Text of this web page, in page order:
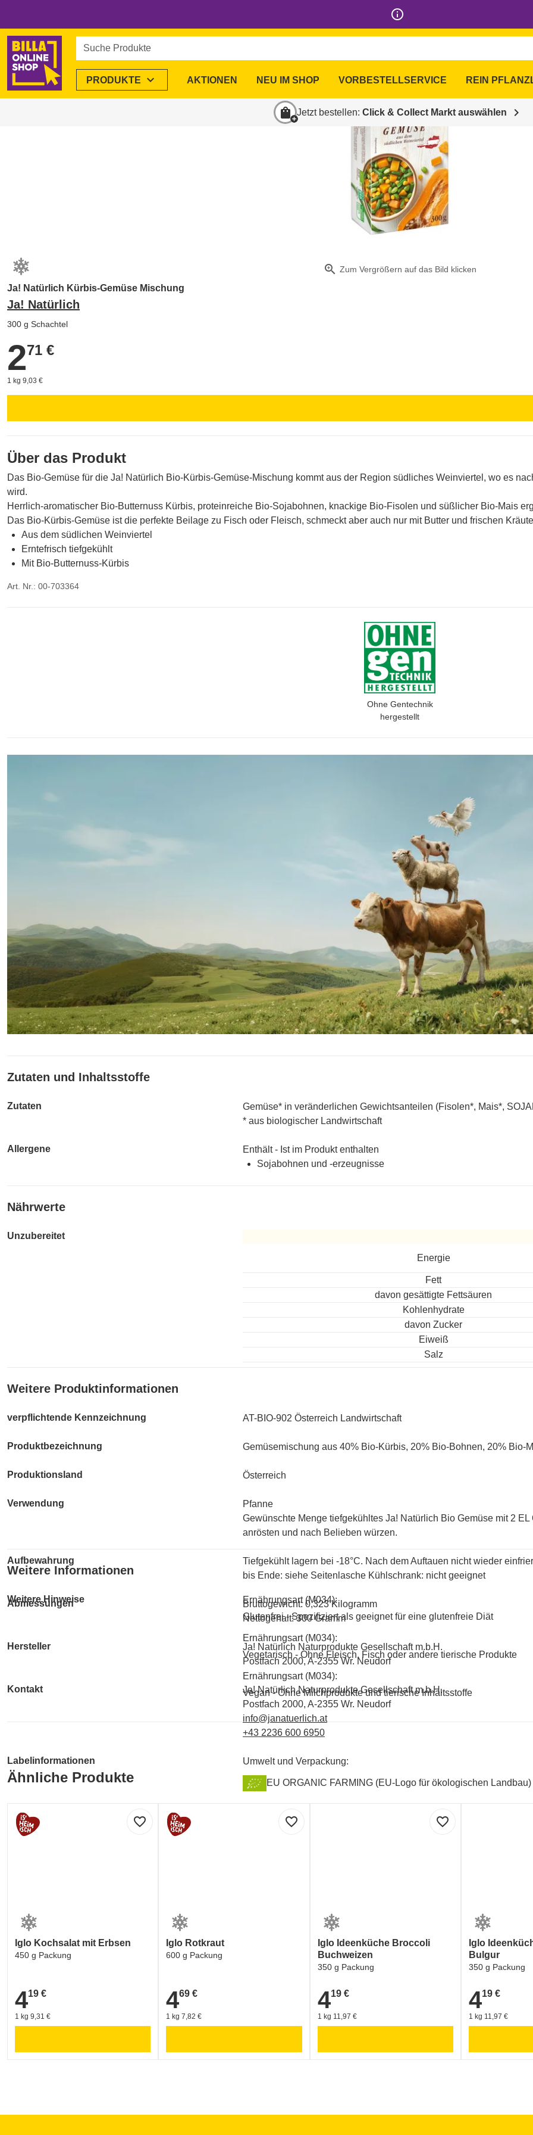
info_outline
Suche Produkte
PRODUKTE expand_more AKTIONEN NEU IM SHOP VORBESTELLSERVICE REIN
shopping_bag Jetzt bestellen: Click & Collect Markt auswählen chevron_right
zoom_in Zum Vergrößern auf das Bild klicken
Ja! Natürlich Kürbis-Gemüse Mischung
Ja! Natürlich
300 g Schachtel
2,71 €
271 €
1 kg 9,03 €
Über das Produkt
Das Bio-Gemüse für die Ja! Natürlich Bio-Kürbis-Gemüse-Mischung kommt aus der Region südliches Weinviertel, wo es
wird.
Herrlich-aromatischer Bio-Butternuss Kürbis, proteinreiche Bio-Sojabohnen, knackige Bio-Fisolen und süßlicher Bio-Mais
Das Bio-Kürbis-Gemüse ist die perfekte Beilage zu Fisch oder Fleisch, schmeckt aber auch nur mit Butter und frischen
Aus dem südlichen Weinviertel
Erntefrisch tiefgekühlt
Mit Bio-Butternuss-Kürbis
Art. Nr.: 00-703364
Ohne Gentechnik
hergestellt
Zutaten und Inhaltsstoffe
Zutaten
Gemüse* in veränderlichen Gewichtsanteilen (Fisolen*, Mais*,
* aus biologischer Landwirtschaft
Allergene
Enthält - Ist im Produkt enthalten
Sojabohnen und -erzeugnisse
Nährwerte
Unzubereitet
Energie
Fett
davon gesättigte Fettsäuren
Kohlenhydrate
davon Zucker
Eiweiß
Salz
Weitere Produktinformationen
verpflichtende Kennzeichnung AT-BIO-902 Österreich Landwirtschaft
Produktbezeichnung Gemüsemischung aus 40% Bio-Kürbis, 20% Bio-Bohnen, 20% Bio-
Produktionsland Österreich
Verwendung
Pfanne
Gewünschte Menge tiefgekühltes Ja! Natürlich Bio Gemüse mit 2
anrösten und nach Belieben würzen.
Aufbewahrung
Tiefgekühlt lagern bei -18°C. Nach dem Auftauen nicht wieder
bis Ende: siehe Seitenlasche Kühlschrank: nicht geeignet
Abmessungen
Bruttogewicht: 0,323 Kilogramm
Nettogehalt: 300 Gramm
Hersteller
Ja! Natürlich Naturprodukte Gesellschaft m.b.H.
Postfach 2000, A-2355 Wr. Neudorf
Kontakt
Ja! Natürlich Naturprodukte Gesellschaft m.b.H.
Postfach 2000, A-2355 Wr. Neudorf
info@janatuerlich.at
+43 2236 600 6950
Labelinformationen Umwelt und Verpackung:
EU ORGANIC FARMING (EU-Logo für ökologischen Landbau)
Weitere Informationen
Weitere Hinweise
Ernährungsart (M034):
Glutenfrei - Spezifiziert als geeignet für eine glutenfreie Diät
Ernährungsart (M034):
Vegetarisch - Ohne Fleisch, Fisch oder andere tierische Produkte
Ernährungsart (M034):
Vegan - Ohne Milchprodukte und tierische Inhaltsstoffe
Ähnliche Produkte
favorite_border
Iglo Kochsalat mit Erbsen
450 g Packung
4,19 €
419 €
1 kg 9,31 €
favorite_border
Iglo Rotkraut
600 g Packung
4,69 €
469 €
1 kg 7,82 €
favorite_border
Iglo Ideenküche Broccoli
Buchweizen
350 g Packung
4,19 €
419 €
1 kg 11,97 €
Iglo
Bulgur
350 g Packung
4,19 €
419 €
1 kg 11,97 €